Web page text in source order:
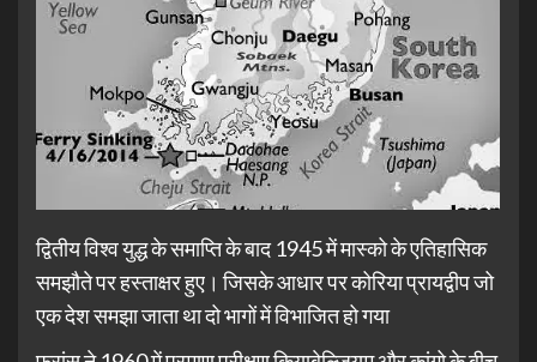
द्वितीय विश्व युद्ध के समाप्ति के बाद 1945 में मास्को के एतिहासिक
समझौते पर हस्ताक्षर हुए। जिसके आधार पर कोरिया प्रायद्वीप जो
एक देश समझा जाता था दो भागों में विभाजित हो गया